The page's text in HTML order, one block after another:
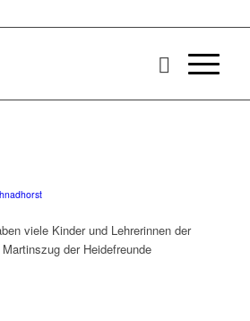
viele Kinder und Lehrerinnen der
der Heidefreunde